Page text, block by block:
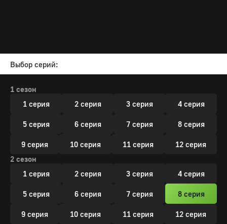
Выбор серий:
1 сезон
1 серия
2 серия 3 серия 4 серия
5 серия 6 серия 7 серия 8 серия
9 серия 10 серия 11 серия
12 серия
2 сезон
1 серия
2 серия 3 серия 4 серия
5 серия 6 серия 7 серия 8 серия
9 серия 10 серия 11 серия 12 серия